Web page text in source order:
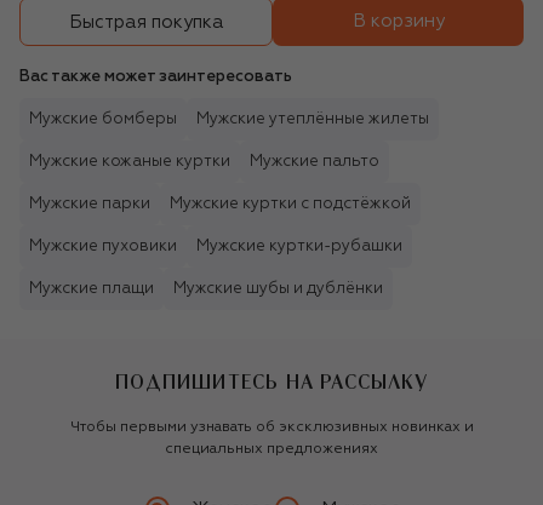
Быстрая покупка В корзину
Вас также может заинтересовать
Мужские бомберы Мужские утеплённые жилеты
Мужские кожаные куртки Мужские пальто
Мужские парки Мужские куртки с подстёжкой
Мужские пуховики Мужские куртки-рубашки
Мужские плащи Мужские шубы и дублёнки
ПОДПИШИТЕСЬ НА РАССЫЛКУ
Чтобы первыми узнавать об эксклюзивных новинках и
специальных предложениях